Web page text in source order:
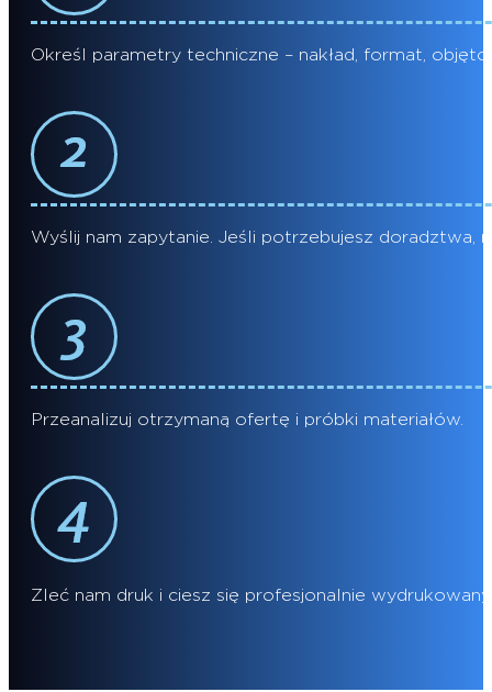
Określ parametry techniczne – nakład, format,
Wyślij nam zapytanie. Jeśli potrzebujesz doradztwa,
Przeanalizuj otrzymaną ofertę i próbki materiałów.
Zleć nam druk i ciesz się profesjonalnie